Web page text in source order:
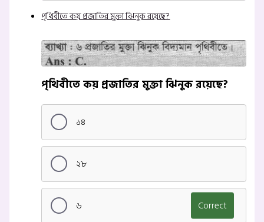
পৃথিবীতে কয় প্রজাতির মুক্তা ঝিনুক রয়েছে?
পৃথিবীতে কয় প্রজাতির মুক্তা ঝিনুক রয়েছে?
১৪
২৮
৬ Correct